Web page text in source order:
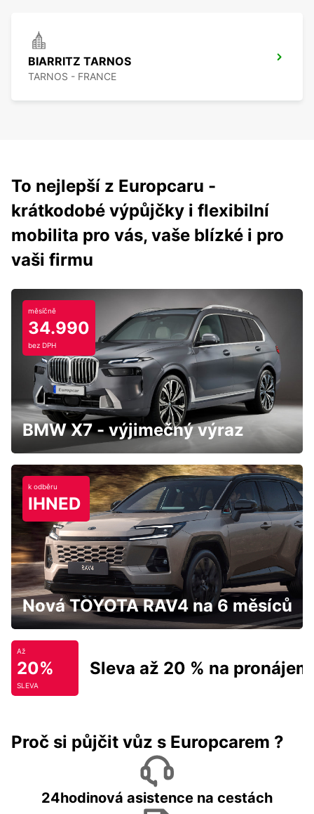
BIARRITZ TARNOS
TARNOS - FRANCE
To nejlepší z Europcaru -
krátkodobé výpůjčky i flexibilní
mobilita pro vás, vaše blízké i pro
vaši firmu
měsíčně
34.990
bez DPH
BMW X7 - výjimečný výraz
k odběru
IHNED
Nová TOYOTA RAV4 na 6 měsíců
Až
20%
SLEVA
Sleva až 20 % na pronájem
Proč si půjčit vůz s Europcarem ?
24hodinová asistence na cestách